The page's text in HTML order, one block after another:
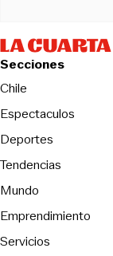
Secciones
Chile
Espectaculos
Deportes
Tendencias
Mundo
Emprendimiento
Servicios